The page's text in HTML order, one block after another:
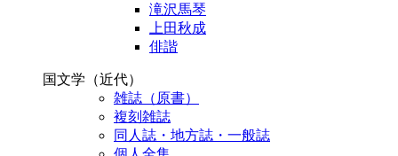
滝沢馬琴
上田秋成
俳諧
国文学（近代）
雑誌（原書）
複刻雑誌
同人誌・地方誌・一般誌